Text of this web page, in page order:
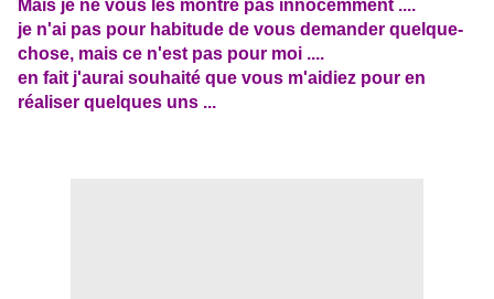
Mais je ne vous les montre pas innocemment ....
je n'ai pas pour habitude de vous demander quelque-
chose, mais ce n'est pas pour moi ....
en fait j'aurai souhaité que vous m'aidiez pour en
réaliser quelques uns ...